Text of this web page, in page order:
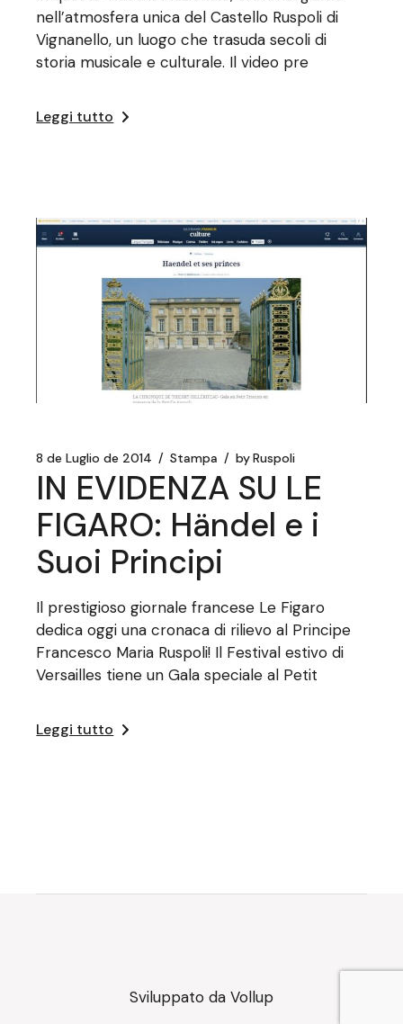
nell’atmosfera unica del Castello Ruspoli di
Vignanello, un luogo che trasuda secoli di
storia musicale e culturale. Il video pre
Leggi tutto
8 de Luglio de 2014 Stampa byRuspoli
IN EVIDENZA SU LE
FIGARO: Händel e i
Suoi Principi
Il prestigioso giornale francese Le Figaro
dedica oggi una cronaca di rilievo al Principe
Francesco Maria Ruspoli! Il Festival estivo di
Versailles tiene un Gala speciale al Petit
Leggi tutto
Sviluppato da Vollup